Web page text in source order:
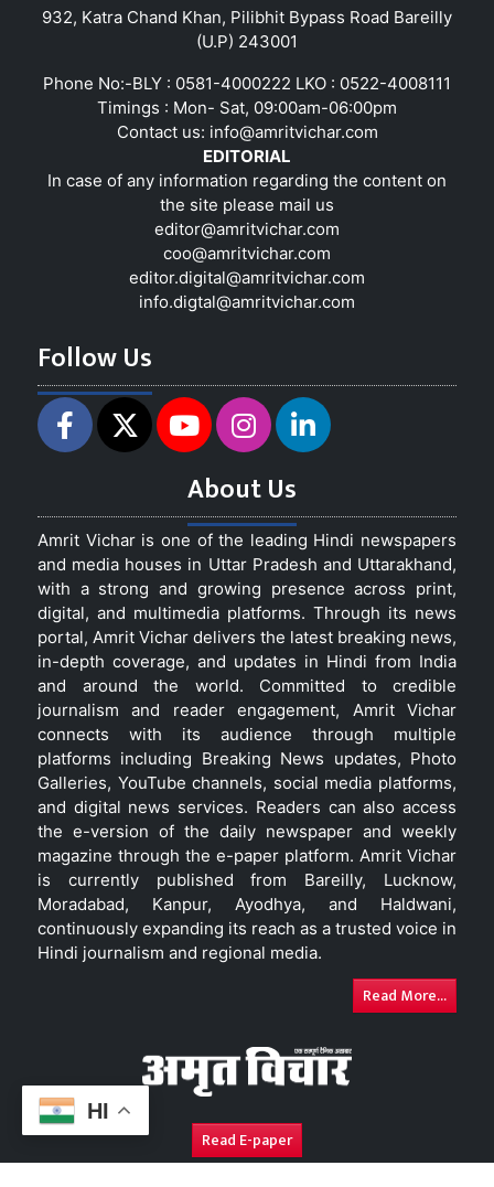
HI
932, Katra Chand Khan, Pilibhit Bypass Road Bareilly
(U.P) 243001
Phone No:-BLY : 0581-4000222 LKO : 0522-4008111
Timings : Mon- Sat, 09:00am-06:00pm
Contact us: info@amritvichar.com
EDITORIAL
In case of any information regarding the content on
the site please mail us
editor@amritvichar.com
coo@amritvichar.com
editor.digital@amritvichar.com
info.digtal@amritvichar.com
Follow Us
About Us
Amrit Vichar is one of the leading Hindi newspapers
and media houses in Uttar Pradesh and Uttarakhand,
with a strong and growing presence across print,
digital, and multimedia platforms. Through its news
portal, Amrit Vichar delivers the latest breaking news,
in-depth coverage, and updates in Hindi from India
and around the world. Committed to credible
journalism and reader engagement, Amrit Vichar
connects with its audience through multiple
platforms including Breaking News updates, Photo
Galleries, YouTube channels, social media platforms,
and digital news services. Readers can also access
the e-version of the daily newspaper and weekly
magazine through the e-paper platform. Amrit Vichar
is currently published from Bareilly, Lucknow,
Moradabad, Kanpur, Ayodhya, and Haldwani,
continuously expanding its reach as a trusted voice in
Hindi journalism and regional media.
Read More...
Read E-paper